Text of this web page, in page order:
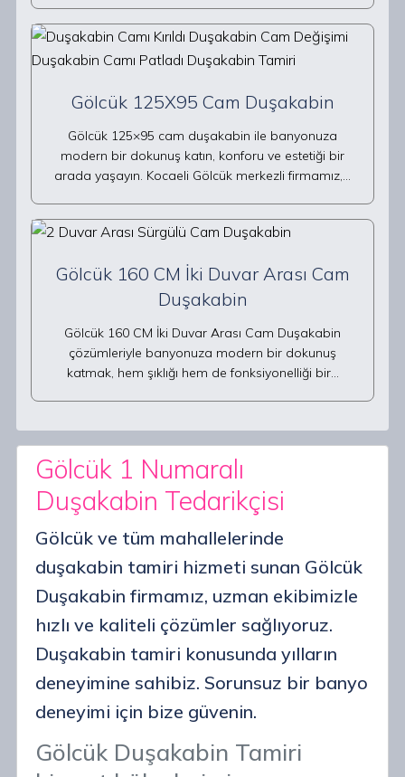
Gölcük 125X95 Cam Duşakabin
Gölcük 125×95 cam duşakabin ile banyonuza
modern bir dokunuş katın, konforu ve estetiği bir
arada yaşayın. Kocaeli Gölcük merkezli firmamız,…
Gölcük 160 CM İki Duvar Arası Cam
Duşakabin
Gölcük 160 CM İki Duvar Arası Cam Duşakabin
çözümleriyle banyonuza modern bir dokunuş
katmak, hem şıklığı hem de fonksiyonelliği bir…
Gölcük 1 Numaralı
Duşakabin Tedarikçisi
Gölcük ve tüm mahallelerinde
duşakabin tamiri hizmeti sunan Gölcük
Duşakabin firmamız, uzman ekibimizle
hızlı ve kaliteli çözümler sağlıyoruz.
Duşakabin tamiri konusunda yılların
deneyimine sahibiz. Sorunsuz bir banyo
deneyimi için bize güvenin.
Gölcük Duşakabin Tamiri